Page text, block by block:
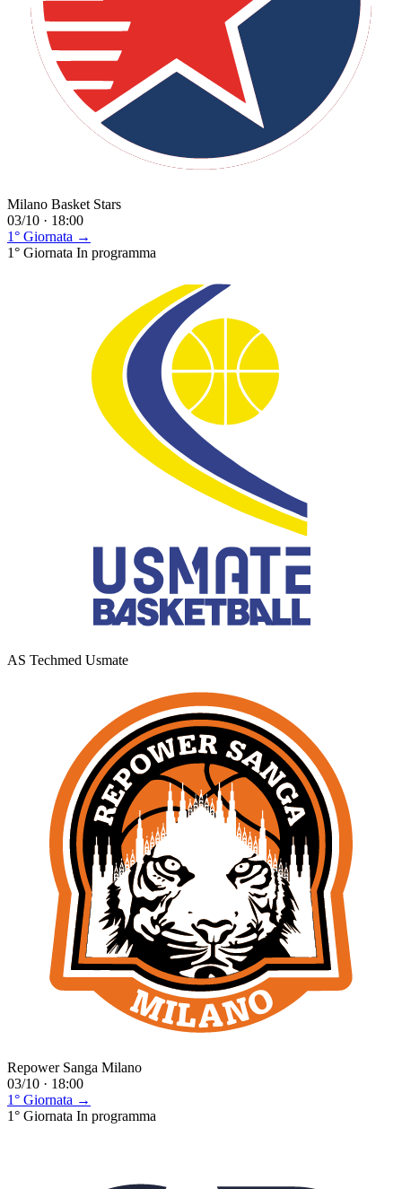
Milano Basket Stars
03/10 · 18:00
1° Giornata →
1° Giornata In programma
AS Techmed Usmate
Repower Sanga Milano
03/10 · 18:00
1° Giornata →
1° Giornata In programma